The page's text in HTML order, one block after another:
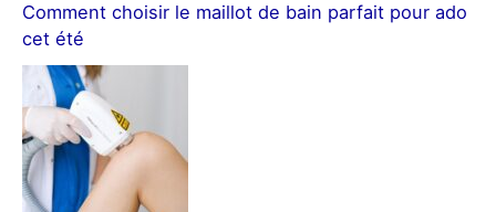
Comment choisir le maillot de bain parfait pour ado
cet été